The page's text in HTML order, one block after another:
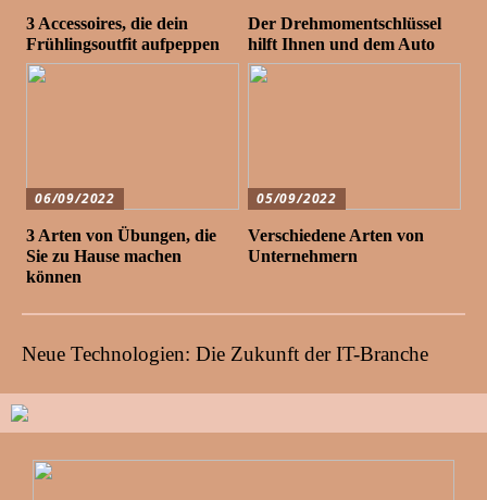
3 Accessoires, die dein
Frühlingsoutfit aufpeppen
Der Drehmomentschlüssel
hilft Ihnen und dem Auto
06/09/2022
3 Arten von Übungen, die
Sie zu Hause machen
können
05/09/2022
Verschiedene Arten von
Unternehmern
Neue Technologien: Die Zukunft der IT-Branche